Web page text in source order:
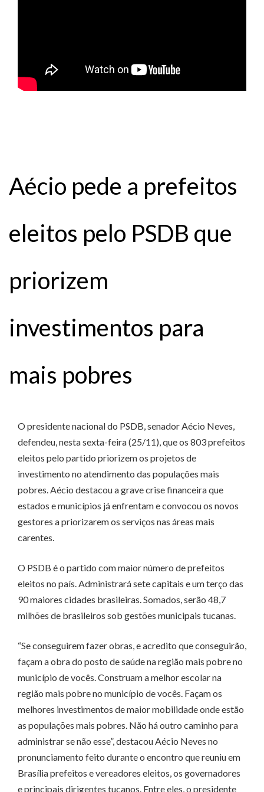
Aécio pede a prefeitos
eleitos pelo PSDB que
priorizem
investimentos para
mais pobres
O presidente nacional do PSDB, senador Aécio Neves,
defendeu, nesta sexta-feira (25/11), que os 803 prefeitos
eleitos pelo partido priorizem os projetos de
investimento no atendimento das populações mais
pobres. Aécio destacou a grave crise financeira que
estados e municípios já enfrentam e convocou os novos
gestores a priorizarem os serviços nas áreas mais
carentes.
O PSDB é o partido com maior número de prefeitos
eleitos no país. Administrará sete capitais e um terço das
90 maiores cidades brasileiras. Somados, serão 48,7
milhões de brasileiros sob gestões municipais tucanas.
“Se conseguirem fazer obras, e acredito que conseguirão,
façam a obra do posto de saúde na região mais pobre no
município de vocês. Construam a melhor escolar na
região mais pobre no município de vocês. Façam os
melhores investimentos de maior mobilidade onde estão
as populações mais pobres. Não há outro caminho para
administrar se não esse”, destacou Aécio Neves no
pronunciamento feito durante o encontro que reuniu em
Brasília prefeitos e vereadores eleitos, os governadores
e principais dirigentes tucanos. Entre eles, o presidente